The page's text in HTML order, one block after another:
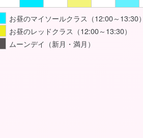
お昼のマイソールクラス（12:00～13:30）
お昼のレッドクラス（12:00～13:30）
ムーンデイ（新月・満月）